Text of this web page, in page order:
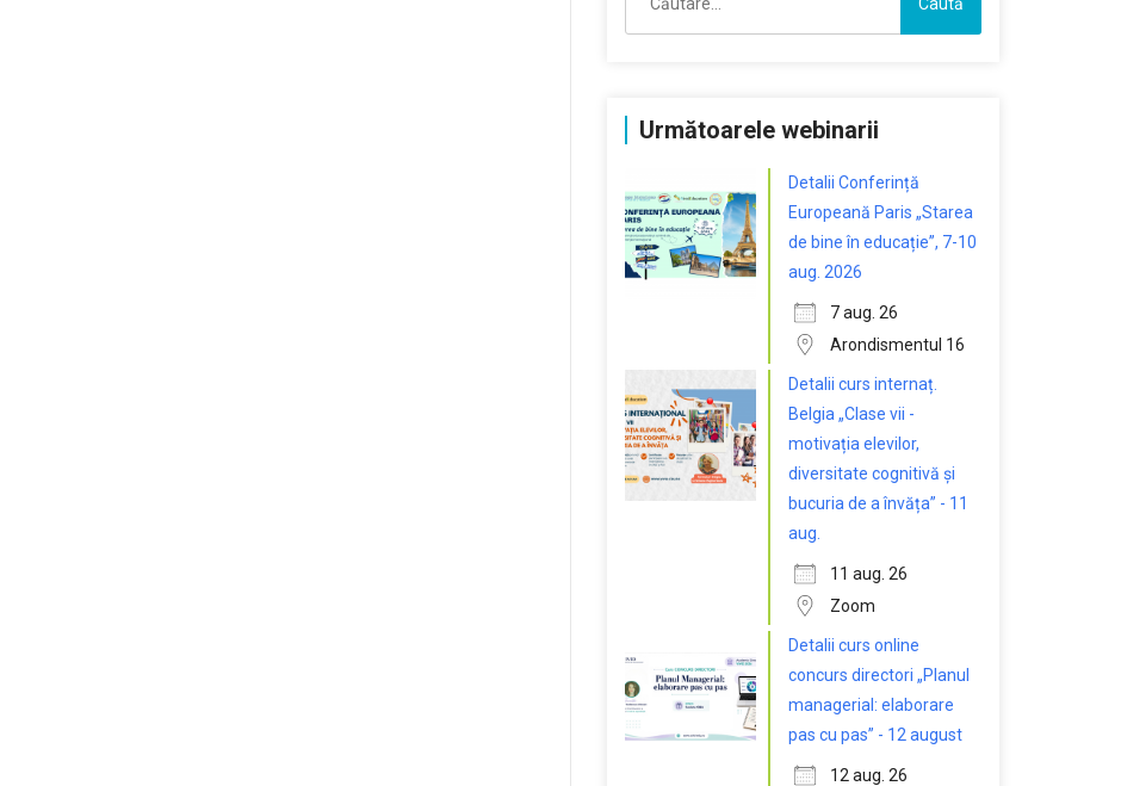
după:
Următoarele webinarii
Detalii Conferință
Europeană Paris „Starea
de bine în educație”, 7-10
aug. 2026
7 aug. 26
Arondismentul 16
Detalii curs internaț.
Belgia „Clase vii -
motivația elevilor,
diversitate cognitivă și
bucuria de a învăța” - 11
aug.
11 aug. 26
Zoom
Detalii curs online
concurs directori „Planul
managerial: elaborare
pas cu pas” - 12 august
12 aug. 26